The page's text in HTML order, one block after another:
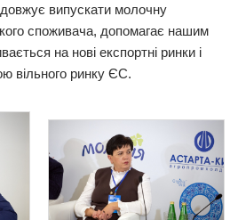
випускати молочну
споживача, допомагає нашим
на нові експортні ринки і
вільного ринку ЄС.